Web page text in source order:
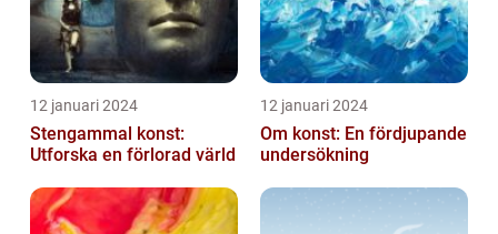
12 januari 2024
Stengammal konst:
Utforska en förlorad värld
12 januari 2024
Om konst: En fördjupande
undersökning